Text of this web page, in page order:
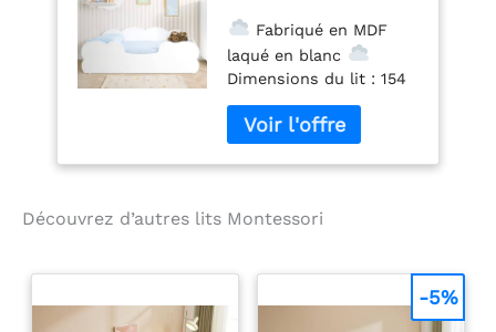
Coloris Blanc – Lit
Bas avec côté en
Forme de Nuage
Fabriqué en MDF
laqué en blanc
Dimensions du lit : 154
x 74 x 42 cm
Dimensions du
matelas : 70x140 cm
(matelas non inclus) -
10-12 cm
Découvrez d’autres lits Montessori
-5%